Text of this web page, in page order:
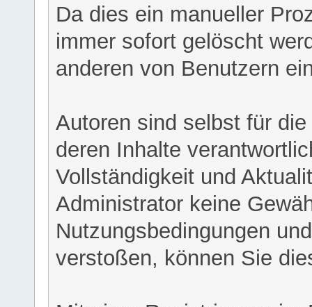
Da dies ein manueller
immer sofort gelöscht
anderen von Benutzern
Autoren sind selbst für
deren Inhalte
Vollständigkeit und
Administrator keine
Nutzungsbedingungen
verstoßen, können Sie